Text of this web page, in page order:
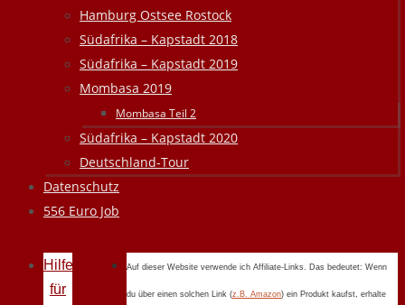
Hamburg Ostsee Rostock
Südafrika – Kapstadt 2018
Südafrika – Kapstadt 2019
Mombasa 2019
Mombasa Teil 2
Südafrika – Kapstadt 2020
Deutschland-Tour
Datenschutz
556 Euro Job
Hilfe
für
Auf dieser Website verwende ich Affiliate-Links. Das bedeutet: Wenn
du über einen solchen Link (z.B. Amazon) ein Produkt kaufst, erhalte